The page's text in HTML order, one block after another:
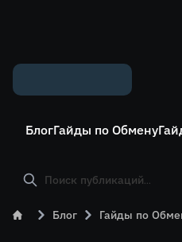
БлогГайды по Обмену
Блог Гайды по